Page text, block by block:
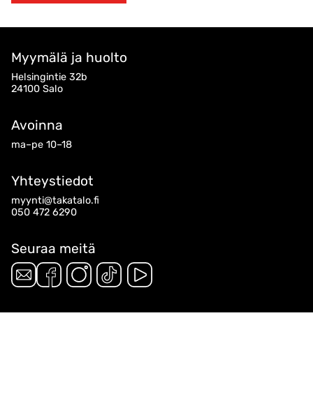
Myymälä ja huolto
Helsingintie 32b
24100 Salo
Avoinna
ma–pe 10–18
Yhteystiedot
myynti@takatalo.fi
050 472 6290
Seuraa meitä